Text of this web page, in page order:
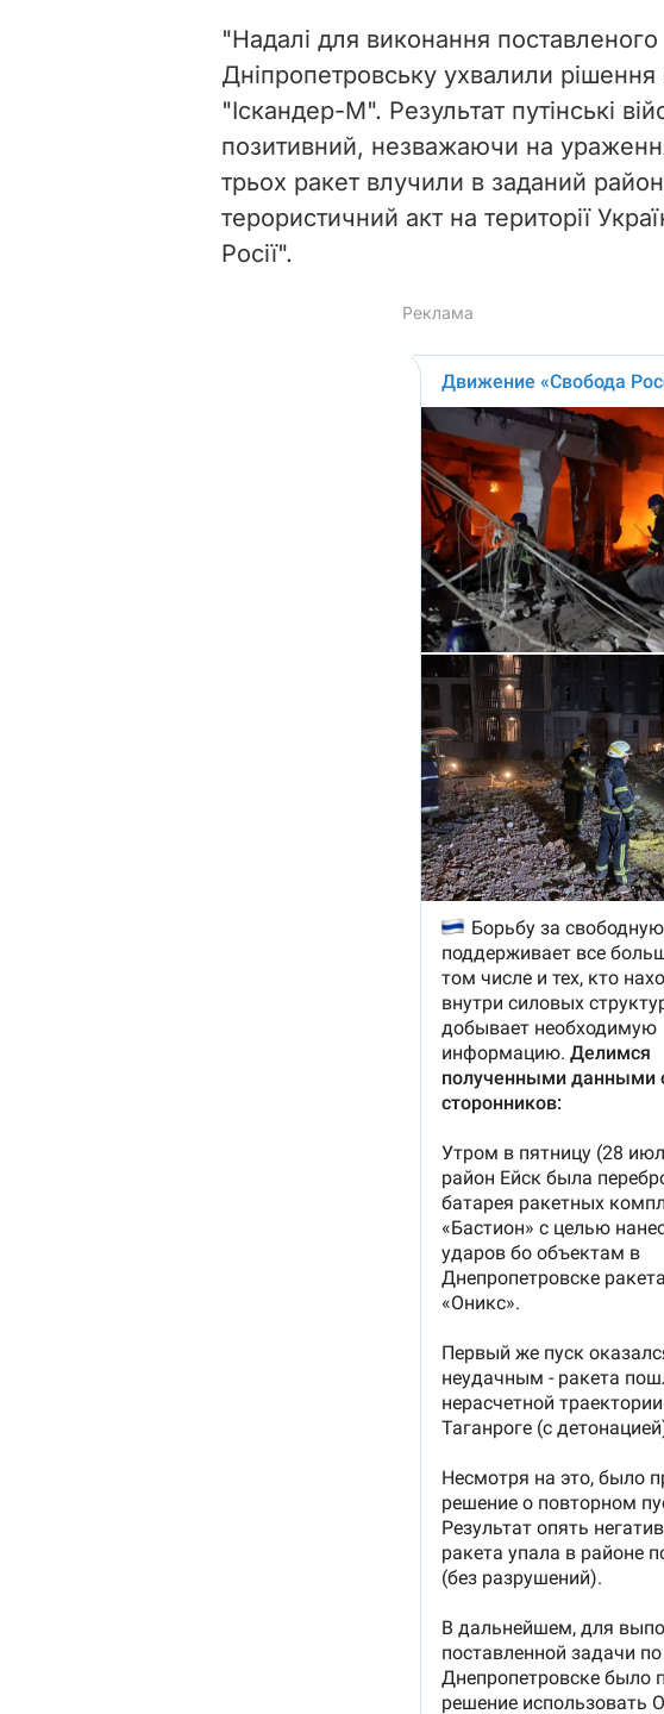
o
"Надалі для виконання
Дніпропетровську ухвалили
"Іскандер-М". Результат путінські
позитивний, незважаючи на
трьох ракет влучили в заданий
терористичний акт на території
Росії".